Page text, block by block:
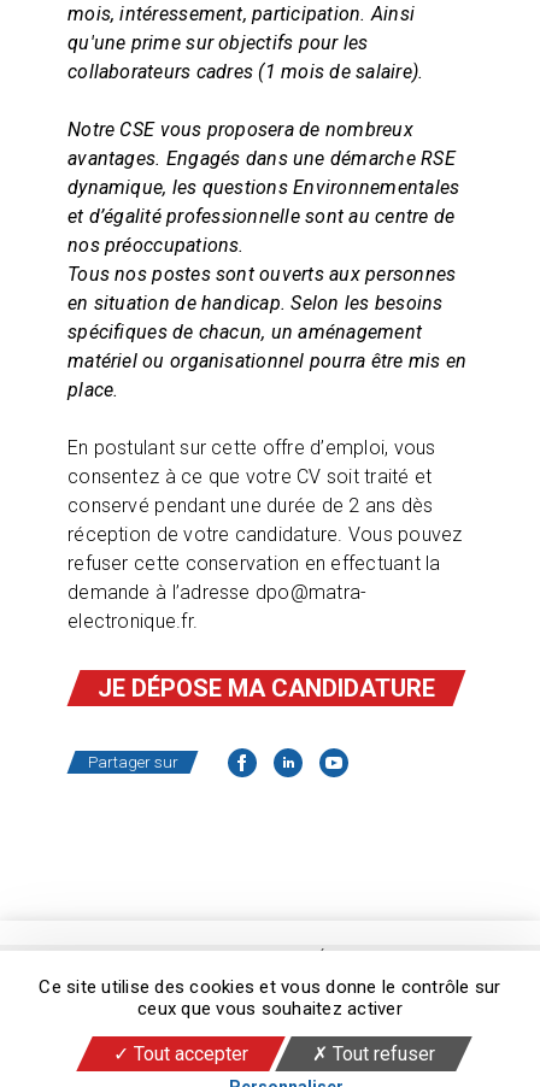
mois, intéressement, participation. Ainsi
qu'une prime sur objectifs pour les
collaborateurs cadres (1 mois de salaire).
Notre CSE vous proposera de nombreux
avantages. Engagés dans une démarche RSE
dynamique, les questions Environnementales
et d’égalité professionnelle sont au centre de
nos préoccupations.
Tous nos postes sont ouverts aux personnes
en situation de handicap. Selon les besoins
spécifiques de chacun, un aménagement
matériel ou organisationnel pourra être mis en
place.
En postulant sur cette offre d’emploi, vous
consentez à ce que votre CV soit traité et
conservé pendant une durée de 2 ans dès
réception de votre candidature. Vous pouvez
refuser cette conservation en effectuant la
demande à l’adresse dpo@matra-
electronique.fr.
JE DÉPOSE MA CANDIDATURE
Partager sur
Mentions légales
Flux RSS
Cookies
Ligne d’Alerte
Ce site utilise des cookies et vous donne le contrôle sur
ceux que vous souhaitez activer
Tout accepter Tout refuser